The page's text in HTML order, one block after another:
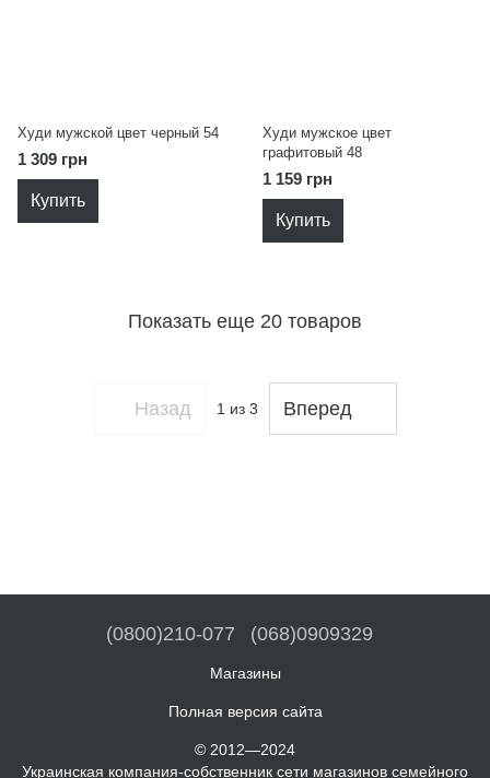
Худи мужской цвет черный 54
1 309 грн
Купить
Худи мужское цвет
графитовый 48
1 159 грн
Купить
Показать еще 20 товаров
Назад 1 из 3 Вперед
(0800)210-077 (068)0909329
Магазины
Полная версия сайта
© 2012—2024
Украинская компания-собственник сети магазинов семейного